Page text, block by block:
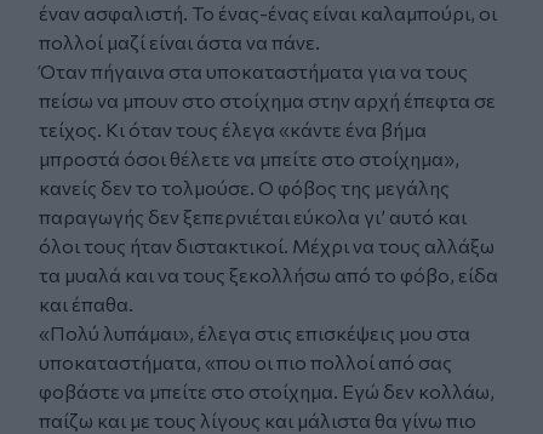
έναν ασφαλιστή. Το ένας-ένας είναι καλαμπούρι, οι
πολλοί μαζί είναι άστα να πάνε.
Όταν πήγαινα στα υποκαταστήματα για να τους
πείσω να μπουν στο στοίχημα στην αρχή έπεφτα σε
τείχος. Κι όταν τους έλεγα «κάντε ένα βήμα
μπροστά όσοι θέλετε να μπείτε στο στοίχημα»,
κανείς δεν το τολμούσε. Ο φόβος της μεγάλης
παραγωγής δεν ξεπερνιέται εύκολα γι’ αυτό και
όλοι τους ήταν διστακτικοί. Μέχρι να τους αλλάξω
τα μυαλά και να τους ξεκολλήσω από το φόβο, είδα
και έπαθα.
«Πολύ λυπάμαι», έλεγα στις επισκέψεις μου στα
υποκαταστήματα, «που οι πιο πολλοί από σας
φοβάστε να μπείτε στο στοίχημα. Εγώ δεν κολλάω,
παίζω και με τους λίγους και μάλιστα θα γίνω πιο